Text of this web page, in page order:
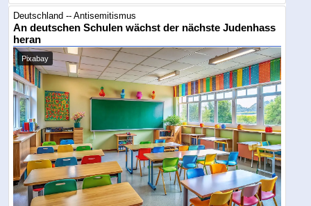
Deutschland -- Antisemitismus
An deutschen Schulen wächst der nächste Judenhass
heran
Pixabay